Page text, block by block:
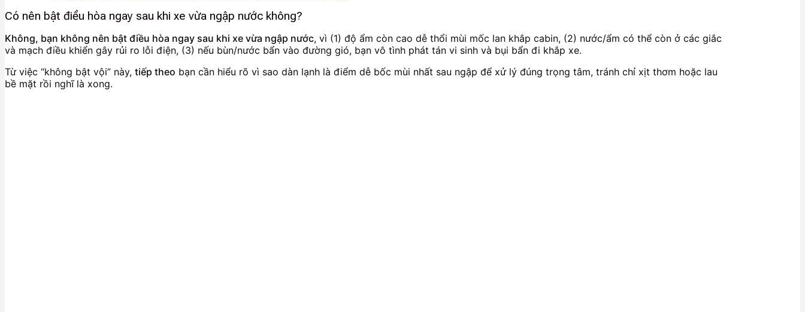
Có nên bật điều hòa ngay sau khi xe vừa ngập nước không?
Không, bạn không nên bật điều hòa ngay sau khi xe vừa ngập nước, vì (1) độ ẩm còn cao dễ thổi mùi mốc lan khắp cabin, (2) nước/ẩm có thể còn ở các giắc
và mạch điều khiển gây rủi ro lỗi điện, (3) nếu bùn/nước bẩn vào đường gió, bạn vô tình phát tán vi sinh và bụi bẩn đi khắp xe.
Từ việc “không bật vội” này, tiếp theo bạn cần hiểu rõ vì sao dàn lạnh là điểm dễ bốc mùi nhất sau ngập để xử lý đúng trọng tâm, tránh chỉ xịt thơm hoặc lau
bề mặt rồi nghĩ là xong.